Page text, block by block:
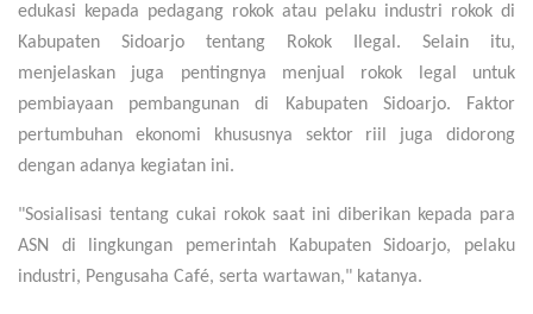
edukasi kepada pedagang rokok atau pelaku industri rokok di
Kabupaten Sidoarjo tentang Rokok Ilegal. Selain itu,
menjelaskan juga pentingnya menjual rokok legal untuk
pembiayaan pembangunan di Kabupaten Sidoarjo. Faktor
pertumbuhan ekonomi khususnya sektor riil juga didorong
dengan adanya kegiatan ini.
"Sosialisasi tentang cukai rokok saat ini diberikan kepada para
ASN di lingkungan pemerintah Kabupaten Sidoarjo, pelaku
industri, Pengusaha Café, serta wartawan," katanya.